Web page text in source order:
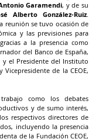
Garamendi
Alberto González-Ruiz.
reunión se tuvo ocasión de
y las previsiones para
a la presencia como
del Banco de España,
y el Presidente del Instituto
Vicepresidente de la CEOE,
como los debates
y de sumo interés,
respectivos directores de
incluyendo la presencia
de la Fundación CEOE,